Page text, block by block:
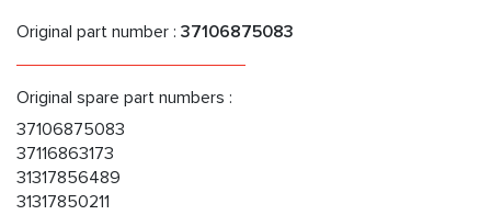
Original part number : 37106875083
Original spare part numbers :
37106875083
37116863173
31317856489
31317850211